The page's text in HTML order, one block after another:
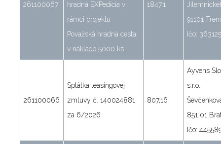
261100067
hradná EXPedícia v
rámci projektu
Považská hradná cesta,
v náklade 5000 ks.
1847,1
91101
Ičo:
261100066
Splátka leasingovej
zmluvy č. 140024881
za 6/2026
807,16
Ayvens
s.r.o.
851 01
Ičo: